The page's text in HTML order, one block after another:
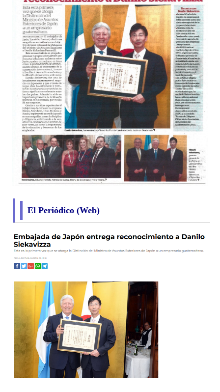
El Periódico (Web)